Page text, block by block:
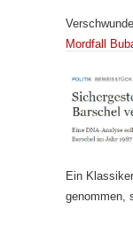
Mordfall
Ein
genommen,